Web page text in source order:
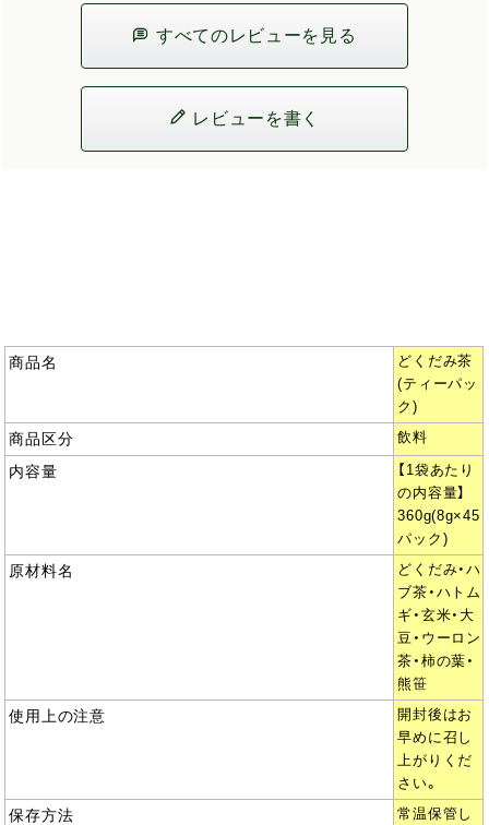
すべてのレビューを見る
レビューを書く
商品名
どくだみ茶
(ティーパッ
ク)
商品区分 飲料
内容量
【1袋あたり
の内容量】
360g(8g×45
パック)
原材料名
どくだみ・ハ
ブ茶・ハトム
ギ・玄米・大
豆・ウーロン
茶・柿の葉・
熊笹
使用上の注意
開封後はお
早めに召し
上がりくだ
さい。
保存方法
常温保管し